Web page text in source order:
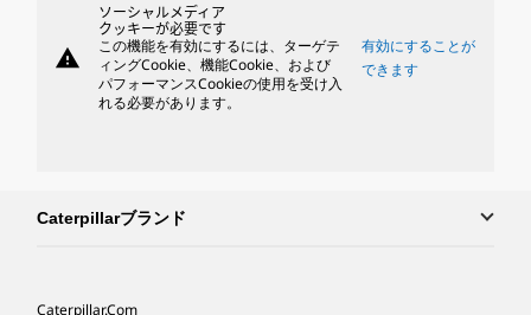
warning
ソーシャルメディア
クッキーが必要です
この機能を有効にするには、ターゲテ
ィングCookie、機能Cookie、および
パフォーマンスCookieの使用を受け入
れる必要があります。
有効にすることが
できます
Caterpillarブランド
Caterpillar.com